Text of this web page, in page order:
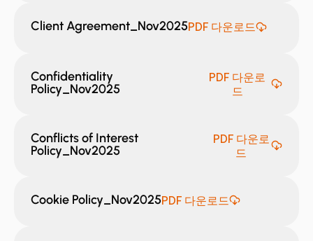
Client Agreement_Nov2025PDF 다운로드
Confidentiality
Policy_Nov2025
PDF 다운로
드
Conflicts of Interest
Policy_Nov2025
PDF 다운로
드
Cookie Policy_Nov2025PDF 다운로드